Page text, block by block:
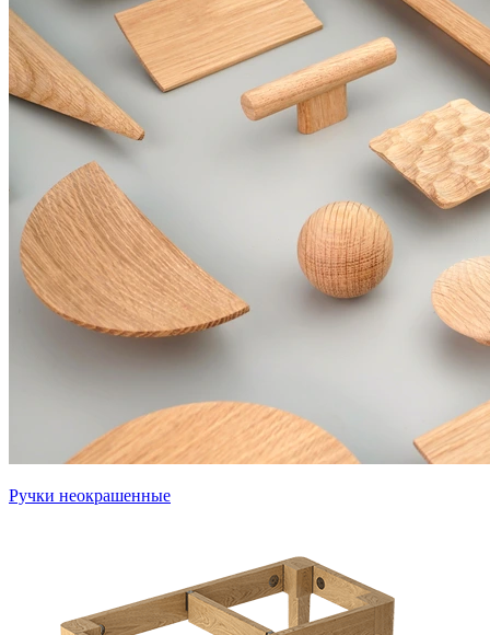
Ручки неокрашенные